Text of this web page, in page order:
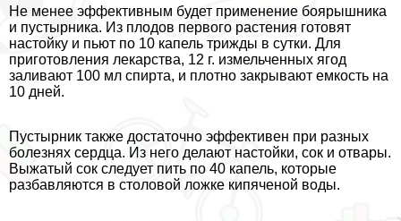
Не менее эффективным будет применение боярышника
и пустырника. Из плодов первого растения готовят
настойку и пьют по 10 капель трижды в сутки. Для
приготовления лекарства, 12 г. измельченных ягод
заливают 100 мл спирта, и плотно закрывают емкость на
10 дней.
Пустырник также достаточно эффективен при разных
болезнях сердца. Из него делают настойки, сок и отвары.
Выжатый сок следует пить по 40 капель, которые
разбавляются в столовой ложке кипяченой воды.